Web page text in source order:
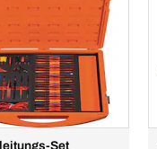
Set